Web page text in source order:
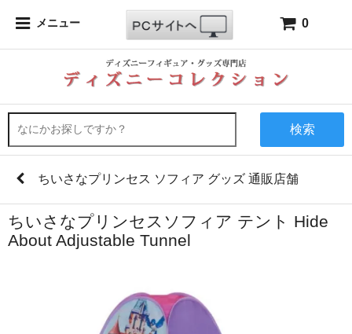
メニュー 0
検索
ちいさなプリンセス ソフィア グッズ 通販店舗
ちいさなプリンセスソフィア テント Hide
About Adjustable Tunnel